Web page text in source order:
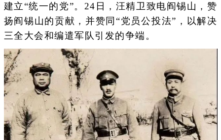
建立“统一的党”。24日，汪精卫致电阎锡山，赞
扬阎锡山的贡献，并赞同“党员公投法”，以解决
三全大会和编遣军队引发的争端。